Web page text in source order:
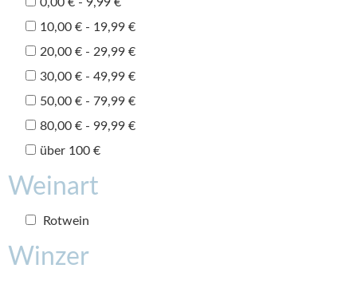
10,00 € - 19,99 €
20,00 € - 29,99 €
30,00 € - 49,99 €
50,00 € - 79,99 €
80,00 € - 99,99 €
über 100 €
Weinart
Rotwein
Winzer